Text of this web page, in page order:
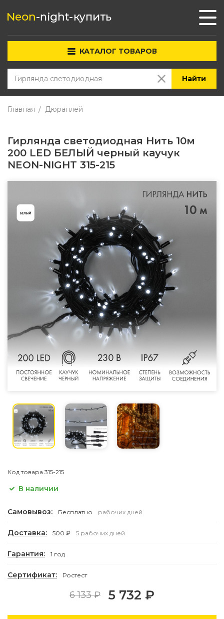
КАТАЛОГ ТОВАРОВ
Найти
Главная Дюраплей
Гирлянда светодиодная Нить 10м
200 LED БЕЛЫЙ черный каучук
NEON-NIGHT 315-215
Код товара 315-215
В наличии
Самовывоз: Бесплатно рабочих дней
Доставка: 500 ₽ 5 рабочих дней
Гарантия: 1 год
Сертификат: Ростест
6 133 ₽ 5 732 ₽